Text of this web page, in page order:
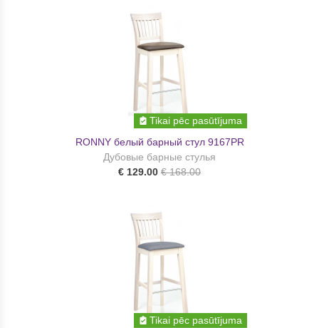
Tikai pēc pasūtījuma
RONNY белый барный стул 9167PR
Дубовые барные стулья
€ 129.00 € 168.00
Tikai pēc pasūtījuma